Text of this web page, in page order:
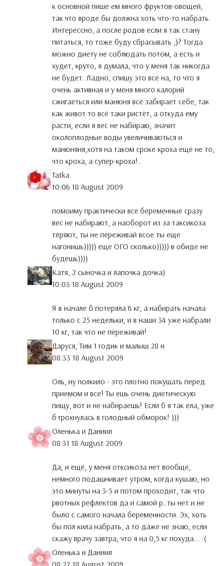
к основной пише ем много фруктов-овощей,
так что вроде бы должна хоть что-то набрать.
Интерессно, а после родов если я так стану
питаться, то тоже буду сбрасывать ;)? Тогда
можно диету не соблюдать потом, а есть и
худет, круто, я думала, что у меня так никогда
не будет. Ладно, спишу это всё на, то что я
очень активная и у меня много калорий
сжигаеться или манюня всё забирает себе, так
как живот то всё таки ристёт, а откуда ему
расти, если я вес не набираю, значит
околоплодные воды увеличиваються и
манюняня,хотя на таком сроке кроха ещё не то,
что кроха, а супер-кроха!..
Tatka
10:06 18 August 2009
помоиму практически все беременные сразу
вес не набирают, а наоборот из за таксикоза
теряют, ты не переживай всое ты еще
нагонишь))))) еще ОГО сколько))))) в обиде не
будешь))))
Катя, 2 сыночка и лапочка дочка)
10:03 18 August 2009
Я в начале б потеряла 6 кг, а набирать начала
только с 25 недельки, и в наши 34 уже набрали
10 кг, так что не переживай!
Даруся, Тим 1 годик и малыш 28 н
08:33 18 August 2009
Оль, ну полкило - это плотно покушать перед
приемом и все! Ты ешь очень диетическую
пищу, вот и не набираешь! Если б я так ела, уже
б грохнулась в голодный обморок! )))
Оленька и Даниил
08:31 18 August 2009
Да, и ещё, у меня отксикоза нет вообще,
немного подашнивает утром, когда кушаю, но
это минуты на 3-5 и потом проходит, так что
рвотных рефлектов да и самой р..ты нет и не
было с самого начала беременности. Эх, хоть
бы пол кила набрать, а то даже не знаю, если
скажу врачу завтра, что я на 0,5 кг похуда... :(
Оленька и Даниил